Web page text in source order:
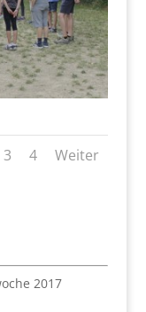
3 4 Weiter
2017